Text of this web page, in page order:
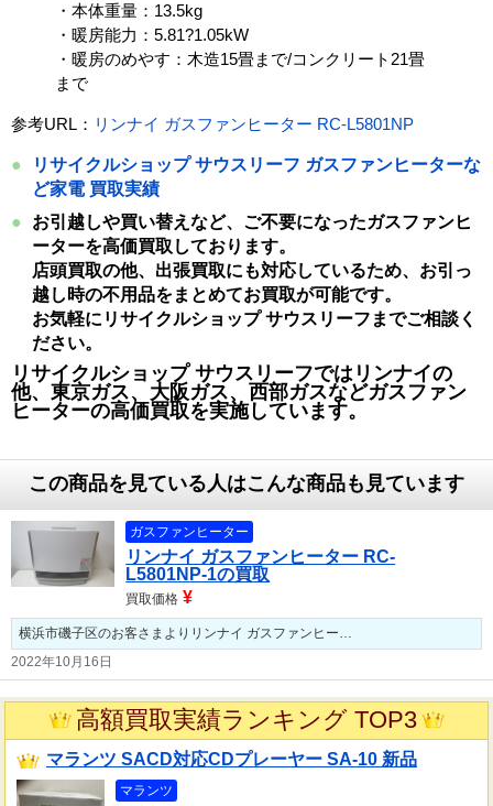
・本体重量：13.5kg
・暖房能力：5.81?1.05kW
・暖房のめやす：木造15畳まで/コンクリート21畳
まで
参考URL： リンナイ ガスファンヒーター RC-L5801NP
リサイクルショップ サウスリーフ ガスファンヒーターな
ど家電 買取実績
お引越しや買い替えなど、ご不要になったガスファンヒ
ーターを高価買取しております。
店頭買取の他、出張買取にも対応しているため、お引っ
越し時の不用品をまとめてお買取が可能です。
お気軽にリサイクルショップ サウスリーフまでご相談く
ださい。
リサイクルショップ サウスリーフではリンナイの
他、東京ガス、大阪ガス、西部ガスなどガスファン
ヒーターの高価買取を実施しています。
この商品を見ている人はこんな商品も見ています
ガスファンヒーター
リンナイ ガスファンヒーター RC-
L5801NP-1の買取
買取価格 ¥
横浜市磯子区のお客さまよりリンナイ ガスファンヒー…
2022年10月16日
高額買取実績ランキング TOP3
マランツ SACD対応CDプレーヤー SA-10 新品
マランツ